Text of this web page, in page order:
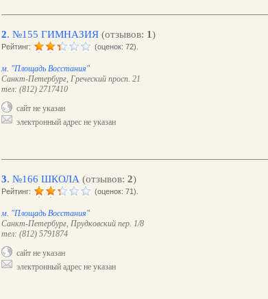
2. №155 ГИМНАЗИЯ(отзывов: 1)
Рейтинг: (оценок: 72).
м. "Площадь Восстания"
Санкт-Петербург, Греческий просп. 21
тел: (812) 2717410
сайт не указан
электронный адрес не указан
3. №166 ШКОЛА (отзывов: 2)
Рейтинг: (оценок: 71).
м. "Площадь Восстания"
Санкт-Петербург, Прудковский пер. 1/8
тел: (812) 5791874
сайт не указан
электронный адрес не указан